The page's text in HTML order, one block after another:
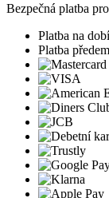
Bezpečná platba
Platba na
Platba předem